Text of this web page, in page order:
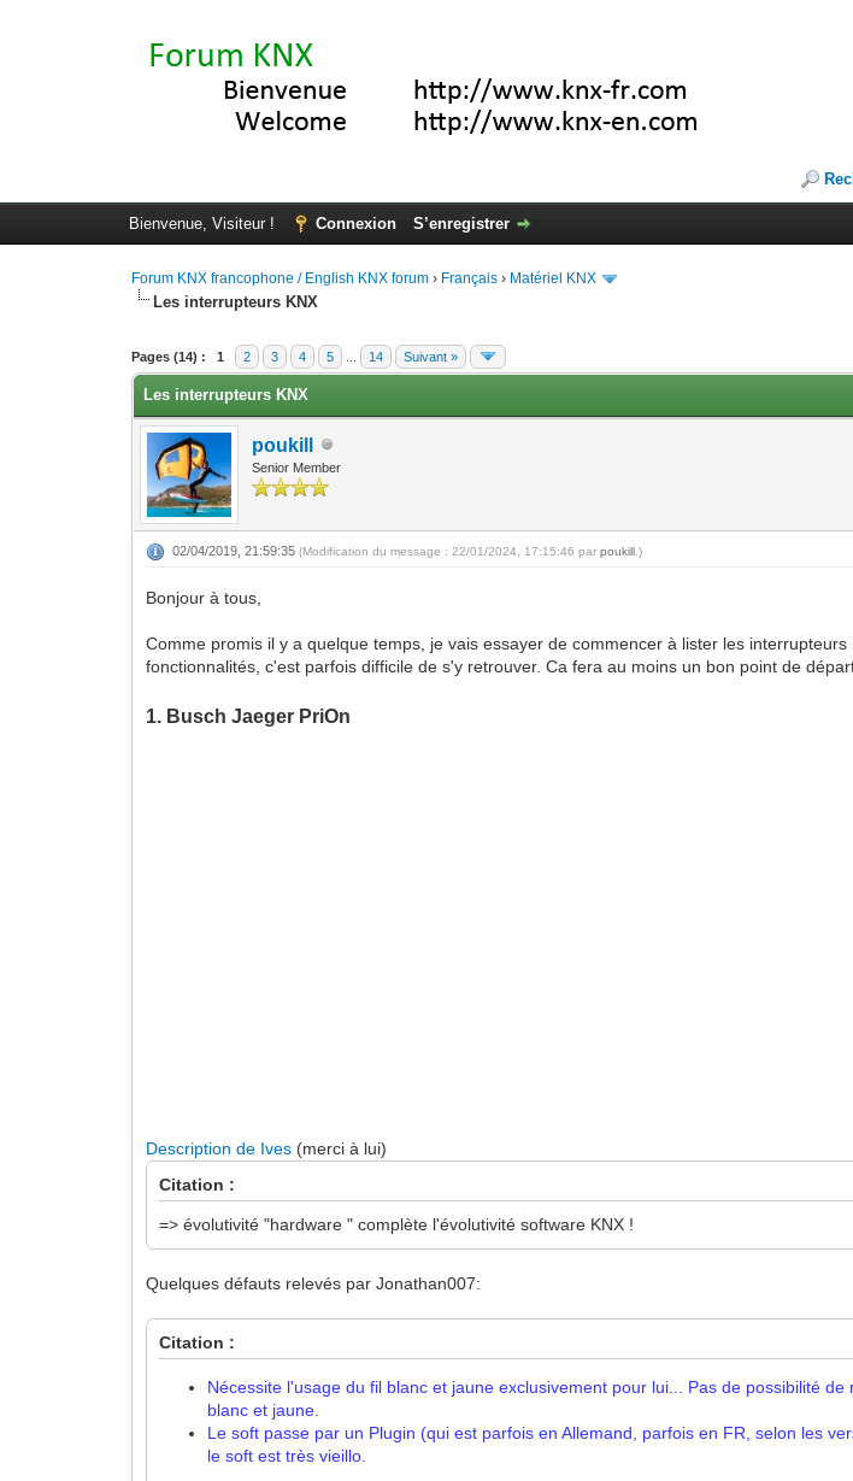
Bienvenue, Visiteur ! Connexion S’enregistrer
Forum KNX francophone / English KNX forum › Français › Matériel KNX
Les interrupteurs KNX
Pages (14) : 1 2 3 4 5 14 Suivant »
Moyenne : 4.2 (5 vote(s))
1
2
3
4
5
Les interrupteurs KNX
poukill
Senior Member
02/04/2019, 21:59:35(Modification du message : 22/01/2024, 17:15:46 parpoukill .)
Bonjour à tous,
Comme promis il y a quelque temps, je vais essayer de commencer à lister les
fonctionnalités, c'est parfois difficile de s'y retrouver. Ca fera au moins un bon point de
1. Busch Jaeger PriOn
Description de Ives (merci à lui)
Citation :
=> évolutivité "hardware " complète l'évolutivité software KNX !
Quelques défauts relevés par Jonathan007:
Citation :
Nécessite l'usage du fil blanc et jaune exclusivement pour lui... Pas de possibilité
blanc et jaune.
Le soft passe par un Plugin (qui est parfois en Allemand, parfois en FR, selon les
le soft est très vieillo.